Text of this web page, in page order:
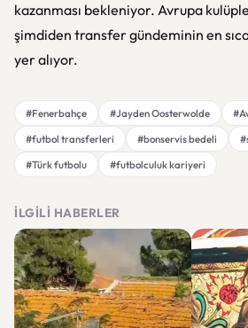
kazanması bekleniyor. Avrupa
şimdiden transfer gündeminin en
yer alıyor.
#Fenerbahçe #Jayden Oosterwolde
#futbol transferleri
#bonservis bedeli
#Türk futbolu
#futbolculuk kariyeri
İLGILI HABERLER